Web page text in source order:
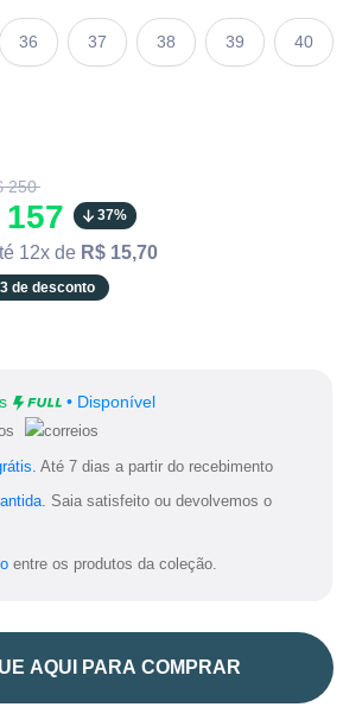
36 37 38 39 40
250
157 37%
12x de R$ 15,70
de desconto
• Disponível
Até 7 dias a partir do recebimento
Saia satisfeito ou devolvemos o
entre os produtos da coleção.
AQUI PARA COMPRAR